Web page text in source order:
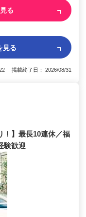
る
見る
掲載終了日： 2026/08/31
！】最長10連休／福
験歓迎